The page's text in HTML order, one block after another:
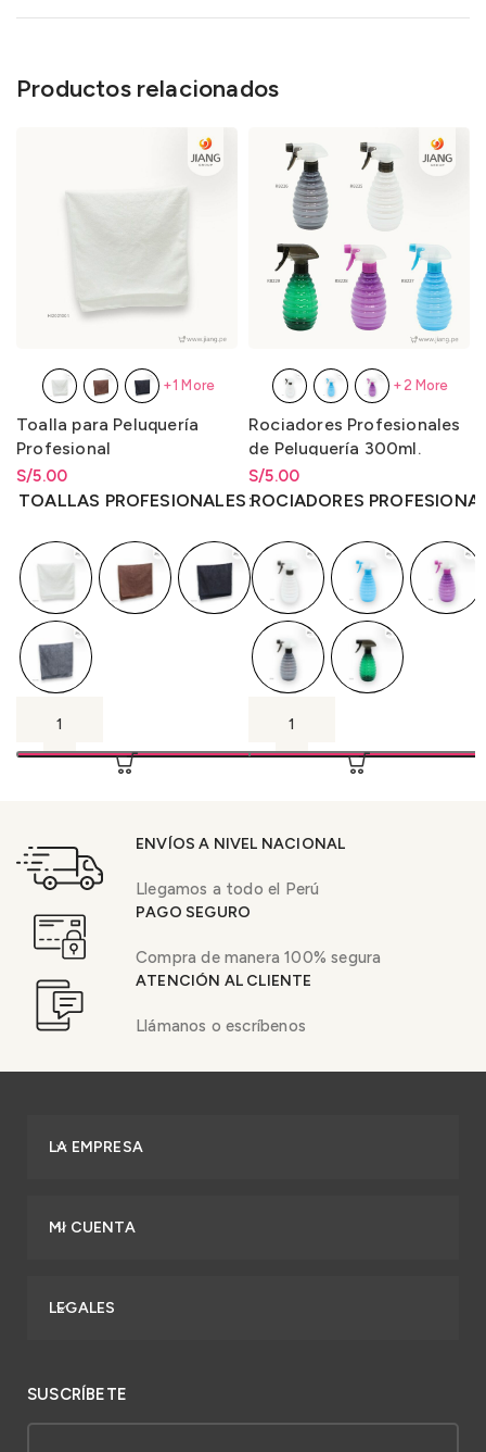
Productos relacionados
Toalla para Peluquería
Profesional
S/5.00
Rango de precios: desde
S/5.00 hastaS/5.00
TOALLAS PROFESIONALES
+1 More
Rociadores Profesionales
de Peluquería 300ml.
S/5.00
Rango de precios: desde
S/5.00hastaS/ 5.00
ROCIADORES
+2 More
ENVÍOS A NIVEL NACIONAL
Llegamos a todo el Perú
PAGO SEGURO
Compra de manera 100% segura
ATENCIÓN AL CLIENTE
Llámanos o escríbenos
LA EMPRESA
MI CUENTA
LEGALES
SUSCRÍBETE